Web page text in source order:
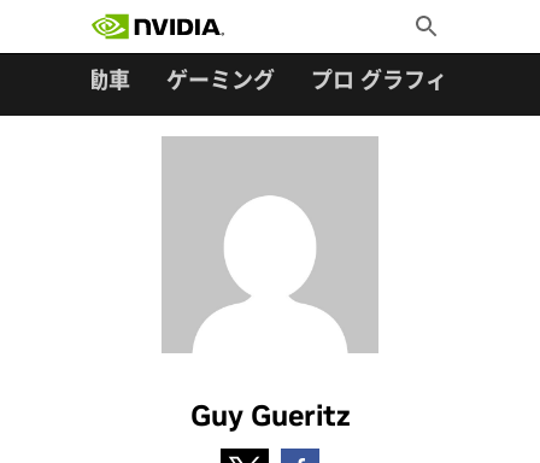
Toggle
Search
自動車 ゲーミング プロ グラフィックス
Guy Gueritz